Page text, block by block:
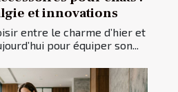
et innovations
entre le charme d’hier et
pour équiper son...